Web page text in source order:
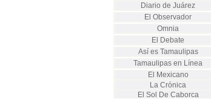
Diario de Juárez
El Observador
Omnia
El Debate
Así es Tamaulipas
Tamaulipas en Línea
El Mexicano
La Crónica
El Sol De Caborca